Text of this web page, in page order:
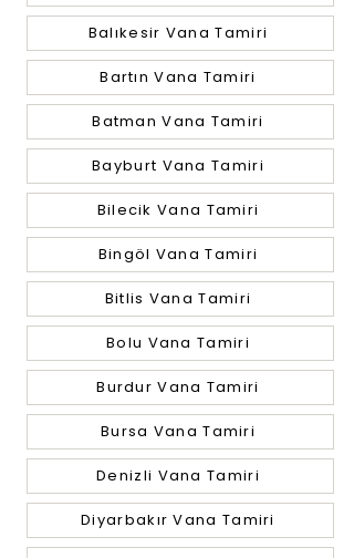
Balıkesir Vana Tamiri
Bartın Vana Tamiri
Batman Vana Tamiri
Bayburt Vana Tamiri
Bilecik Vana Tamiri
Bingöl Vana Tamiri
Bitlis Vana Tamiri
Bolu Vana Tamiri
Burdur Vana Tamiri
Bursa Vana Tamiri
Denizli Vana Tamiri
Diyarbakır Vana Tamiri